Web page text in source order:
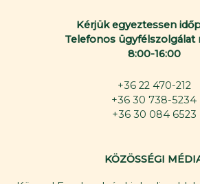
Kérjük egyeztessen
Telefonos ügyfélszolgálat
8:00-16:00
+36 22 470-212
+36 30 738-5234
+36 30 084 6523
KÖZÖSSÉGI